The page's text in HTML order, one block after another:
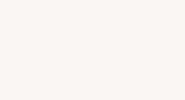
，你哭什麼？》追妻火葬場！前夫失憶
、檸檬的香氣、互相愛慕的兩位少女，今
質世界觀，無法抗拒的吸引力，已中毒
房子模型，但現實中買下的竟是屬於他的
連自己也無法改變的永恆， 他的一生將